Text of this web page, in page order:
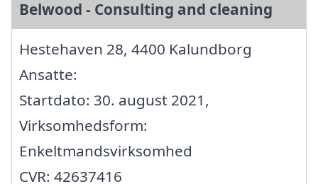
Belwood - Consulting and cleaning
Hestehaven 28, 4400 Kalundborg
Ansatte:
Startdato: 30. august 2021,
Virksomhedsform:
Enkeltmandsvirksomhed
CVR: 42637416